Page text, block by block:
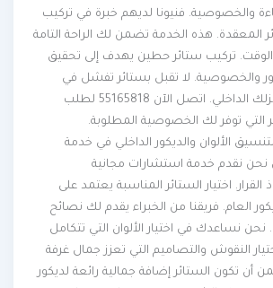
والخصوصية. فنيونا لديهم خبرة في تركيب
هذه الخدمة تضمن لك الراحة التامة
تركيب ستائر حطين يهدف إلى تحقيق
والخصوصية. لا تقبل بستائر تفشل في
حماية خصوصية منزلك الداخلي. اتصل الآن 55165818 لطلب
توفر لك الخصوصية المطلوبة.
الألوان والديكور الداخلي في خدمة
نقدم خدمة استشارات مجانية
اختيار الستائر المناسبة يعتمد على
العام. فريقنا من الخبراء يقدم لك نصائح
نساعدك في اختيار الألوان التي تتكامل
النقوش والتصاميم التي تعزز جمال غرفة
الستائر إضافة جمالية رائعة لديكور